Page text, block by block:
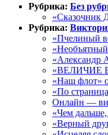
Рубрика: Без
«Сказочник
Рубрика:
«Пчелиный
«Александр
«ВЕЛИЧИЕ
«Наш флот»
«По
Онлайн —
«Чем дальше,
«Верный